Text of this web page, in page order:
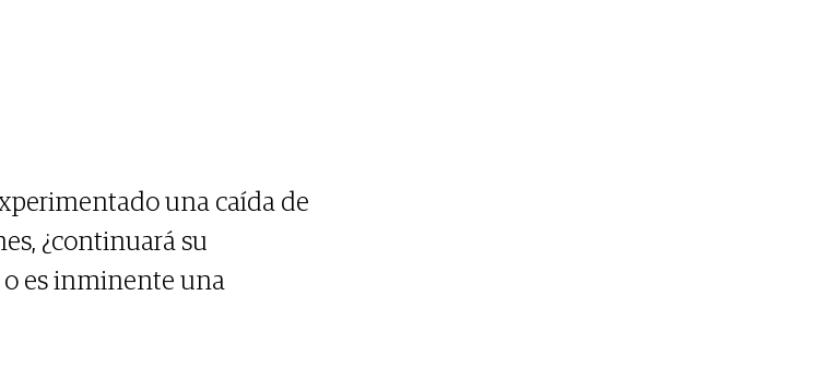
una caída de
¿continuará su
es inminente una